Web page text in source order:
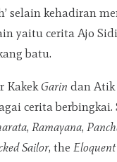
selain kehadiran
yaitu cerita Ajo
batu.
KakekGarin dan Atik
cerita
, Ramayana,
Sailor, the